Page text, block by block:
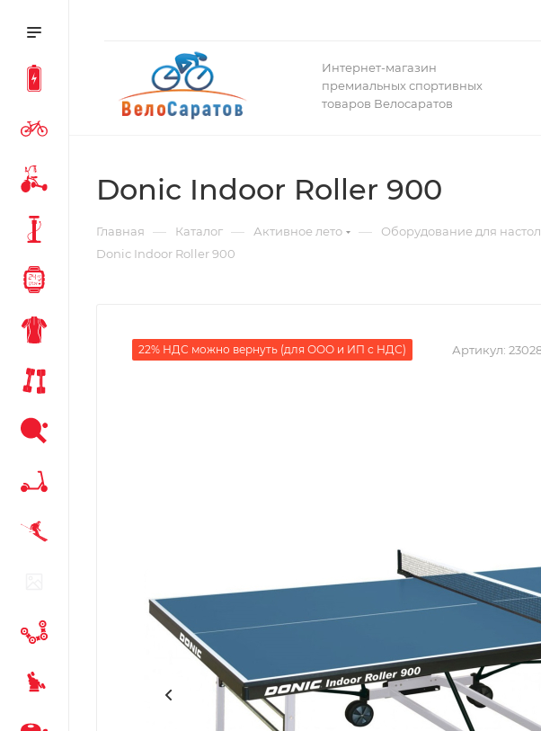
Интернет-магазин
премиальных спортивных
товаров Велосаратов
Donic Indoor Roller 900
Главная — Каталог — Активное лето — Оборудование для
Donic Indoor Roller 900
22% НДС можно вернуть (для ООО и ИП с НДС) Артикул: